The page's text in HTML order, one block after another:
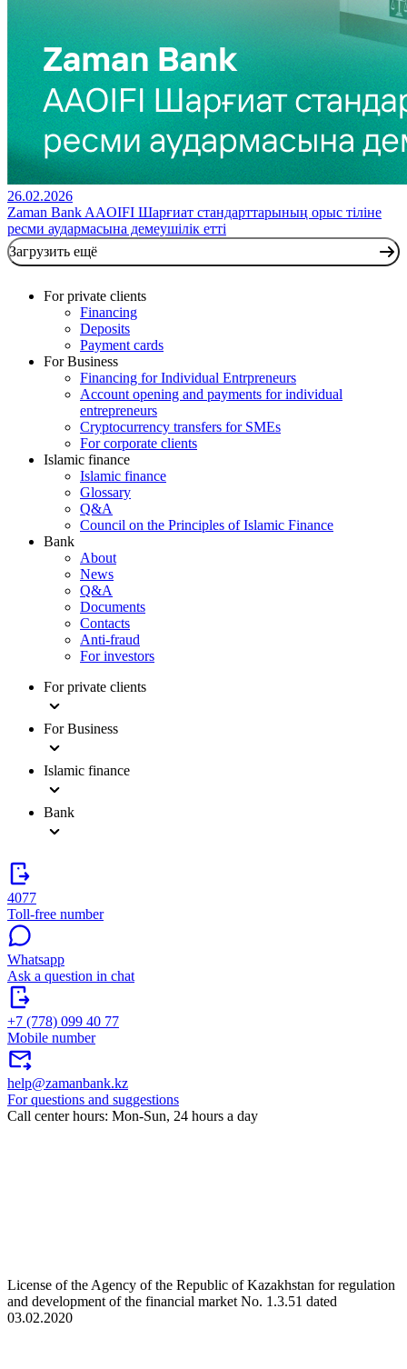
26.02.2026
Zaman Bank AAOIFI Шарғиат стандарттарының орыс тіліне
ресми аудармасына демеушілік етті
Загрузить ещё
For private clients
Financing
Deposits
Payment cards
For Business
Financing for Individual Entrpreneurs
Account opening and payments for individual
entrepreneurs
Cryptocurrency transfers for SMEs
For corporate clients
Islamic finance
Islamic finance
Glossary
Q&A
Council on the Principles of Islamic Finance
Bank
About
News
Q&A
Documents
Contacts
Anti-fraud
For investors
For private clients
For Business
Islamic finance
Bank
4077
Toll-free number
Whatsapp
Ask a question in chat
+7 (778) 099 40 77
Mobile number
help@zamanbank.kz
For questions and suggestions
Call center hours: Mon-Sun, 24 hours a day
License of the Agency of the Republic of Kazakhstan for regulation
and development of the financial market No. 1.3.51 dated
03.02.2020